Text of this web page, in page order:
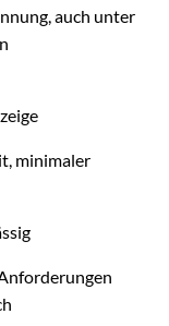
auch unter
minimaler